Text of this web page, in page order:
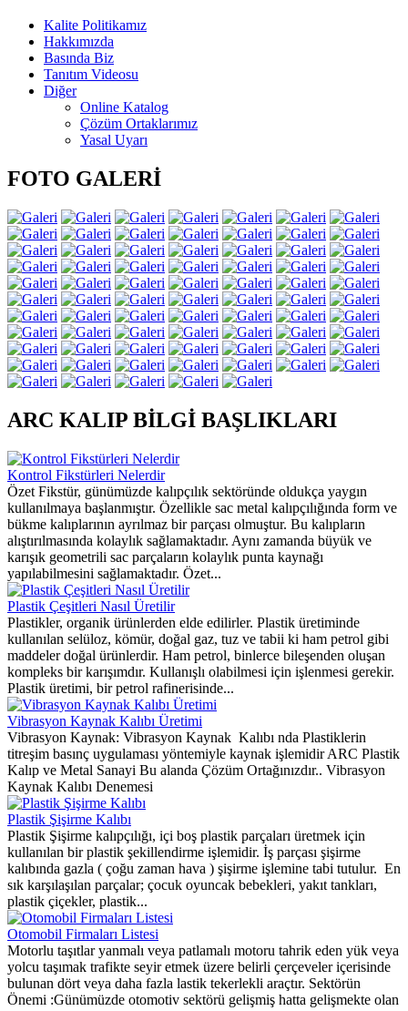
Kalite Politikamız
Hakkımızda
Basında Biz
Tanıtım Videosu
Diğer
Online Katalog
Çözüm Ortaklarımız
Yasal Uyarı
FOTO GALERİ
ARC KALIP BİLGİ BAŞLIKLARI
Kontrol Fikstürleri Nelerdir
Özet Fikstür, günümüzde kalıpçılık sektöründe oldukça yaygın
kullanılmaya başlanmıştır. Özellikle sac metal kalıpçılığında form ve
bükme kalıplarının ayrılmaz bir parçası olmuştur. Bu kalıpların
alıştırılmasında kolaylık sağlamaktadır. Aynı zamanda büyük ve
karışık geometrili sac parçaların kolaylık punta kaynağı
yapılabilmesini sağlamaktadır. Özet...
Plastik Çeşitleri Nasıl Üretilir
Plastikler, organik ürünlerden elde edilirler. Plastik üretiminde
kullanılan selüloz, kömür, doğal gaz, tuz ve tabii ki ham petrol gibi
maddeler doğal ürünlerdir. Ham petrol, binlerce bileşenden oluşan
kompleks bir karışımdır. Kullanışlı olabilmesi için işlenmesi gerekir.
Plastik üretimi, bir petrol rafinerisinde...
Vibrasyon Kaynak Kalıbı Üretimi
Vibrasyon Kaynak: Vibrasyon Kaynak Kalıbı nda Plastiklerin
titreşim basınç uygulaması yöntemiyle kaynak işlemidir ARC Plastik
Kalıp ve Metal Sanayi Bu alanda Çözüm Ortağınızdır.. Vibrasyon
Kaynak Kalıbı Denemesi
Plastik Şişirme Kalıbı
Plastik Şişirme kalıpçılığı, içi boş plastik parçaları üretmek için
kullanılan bir plastik şekillendirme işlemidir. İş parçası şişirme
kalıbında gazla ( çoğu zaman hava ) şişirme işlemine tabi tutulur. En
sık karşılaşılan parçalar; çocuk oyuncak bebekleri, yakıt tankları,
plastik çiçekler, plastik...
Otomobil Firmaları Listesi
Motorlu taşıtlar yanmalı veya patlamalı motoru tahrik eden yük veya
yolcu taşımak trafikte seyir etmek üzere belirli çerçeveler içerisinde
bulunan dört veya daha fazla lastik tekerlekli araçtır. Sektörün
Önemi :Günümüzde otomotiv sektörü gelişmiş hatta gelişmekte olan